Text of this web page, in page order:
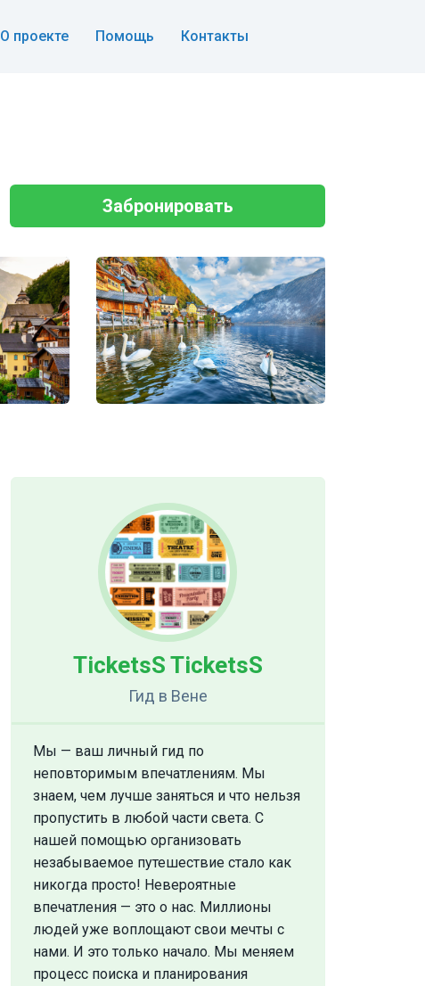
О проекте Помощь Контакты
Забронировать
TicketsS TicketsS
Гид в Вене
Мы — ваш личный гид по
неповторимым впечатлениям. Мы
знаем, чем лучше заняться и что нельзя
пропустить в любой части света. С
нашей помощью организовать
незабываемое путешествие стало как
никогда просто! Невероятные
впечатления — это о нас. Миллионы
людей уже воплощают свои мечты с
нами. И это только начало. Мы меняем
процесс поиска и планирования